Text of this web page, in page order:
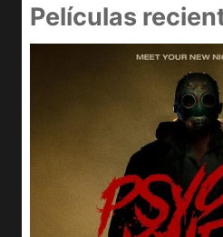
Películas